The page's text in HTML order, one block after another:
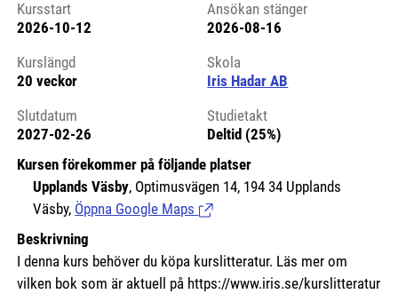
Kursstart 6198427
Kursstart
2026-10-12
Ansökan stänger
2026-08-16
Kurslängd
20 veckor
Skola
Iris Hadar AB
Slutdatum
2027-02-26
Studietakt
Deltid (25%)
Kursen förekommer på följande platser
Upplands Väsby, Optimusvägen 14, 194 34 Upplands
Väsby, Öppna Google Maps (Länk till extern sida.)
Beskrivning
I denna kurs behöver du köpa kurslitteratur. Läs mer om
vilken bok som är aktuell på https://www.iris.se/kurslitteratur